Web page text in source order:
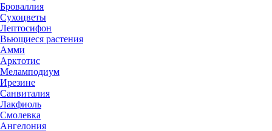
Броваллия
Сухоцветы
Лептосифон
Вьющиеся растения
Амми
Арктотис
Меламподиум
Ирезине
Санвиталия
Лакфиоль
Смолевка
Ангелония